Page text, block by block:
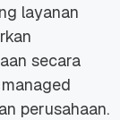
layanan
secara
perusahaan.